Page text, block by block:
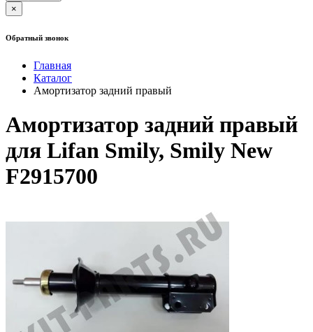
×
Обратный звонок
Главная
Каталог
Амортизатор задний правый
Амортизатор задний правый
для Lifan Smily, Smily New
F2915700